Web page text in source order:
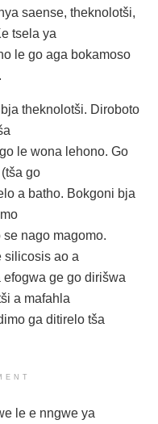
saense, theknolotši,
tsela ya
le go aga bokamoso
theknolotši. Diroboto
le wona lehono. Go
go
a batho. Bokgoni bja
nago magomo.
silicosis ao a
ge go dirišwa
a mafahla
ga ditirelo tša
le e nngwe ya